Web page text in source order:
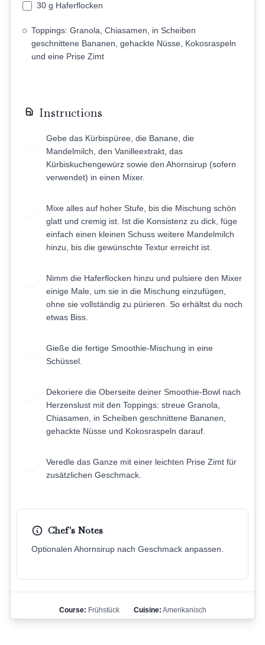
30 g Haferflocken
Toppings: Granola, Chiasamen, in Scheiben
geschnittene Bananen, gehackte Nüsse, Kokosraspeln
und eine Prise Zimt
Instructions
Gebe das Kürbispüree, die Banane, die
Mandelmilch, den Vanilleextrakt, das
Kürbiskuchengewürz sowie den Ahornsirup (sofern
verwendet) in einen Mixer.
Mixe alles auf hoher Stufe, bis die Mischung schön
glatt und cremig ist. Ist die Konsistenz zu dick, füge
einfach einen kleinen Schuss weitere Mandelmilch
hinzu, bis die gewünschte Textur erreicht ist.
Nimm die Haferflocken hinzu und pulsiere den Mixer
einige Male, um sie in die Mischung einzufügen,
ohne sie vollständig zu pürieren. So erhältst du noch
etwas Biss.
Gieße die fertige Smoothie-Mischung in eine
Schüssel.
Dekoriere die Oberseite deiner Smoothie-Bowl nach
Herzenslust mit den Toppings: streue Granola,
Chiasamen, in Scheiben geschnittene Bananen,
gehackte Nüsse und Kokosraspeln darauf.
Veredle das Ganze mit einer leichten Prise Zimt für
zusätzlichen Geschmack.
Chef's Notes
Optionalen Ahornsirup nach Geschmack anpassen.
Course: Frühstück Cuisine: Amerikanisch